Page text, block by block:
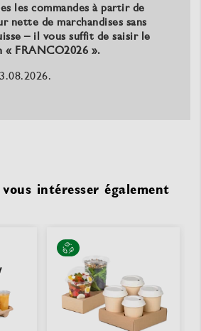
les commandes à partir de
nette de marchandises sans
– il vous suffit de saisir le
« FRANCO2026 ».
intéresser également